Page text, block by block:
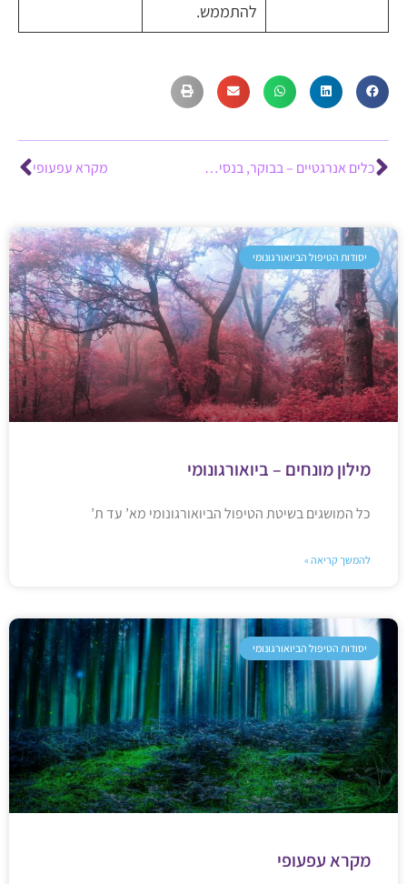
להתממש.
כלים אנרגטיים – בבוקר, בנסיעה במכונית, לפני טיפול ולפני השינה מקרא עפעופי
יסודות הטיפול הביואורגונומי
מילון מונחים – ביואורגונומי
כל המושגים בשיטת הטיפול הביואורגונומי מא’ עד ת’
להמשך קריאה »
יסודות הטיפול הביואורגונומי
מקרא עפעופי